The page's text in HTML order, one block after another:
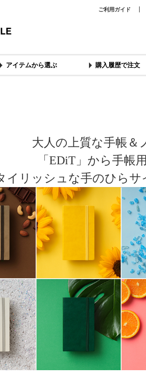
ご利用ガイド
アイテムから選ぶ 購入履歴で注文
大人の上質な手帳＆
「EDiT」から手帳
イリッシュな手のひらサ